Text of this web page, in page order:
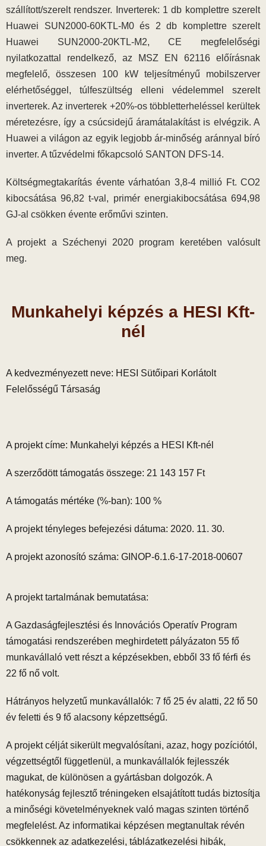
szállított/szerelt rendszer. Inverterek: 1 db komplettre szerelt
Huawei SUN2000-60KTL-M0 és 2 db komplettre szerelt
Huawei SUN2000-20KTL-M2, CE megfelelőségi
nyilatkozattal rendelkező, az MSZ EN 62116 előírásnak
megfelelő, összesen 100 kW teljesítményű mobilszerver
elérhetőséggel, túlfeszültség elleni védelemmel szerelt
inverterek. Az inverterek +20%-os többletterheléssel kerültek
méretezésre, így a csúcsidejű áramátalakítást is elvégzik. A
Huawei a világon az egyik legjobb ár-minőség aránnyal bíró
inverter. A tűzvédelmi főkapcsoló SANTON DFS-14.
Költségmegtakarítás évente várhatóan 3,8-4 millió Ft. CO2
kibocsátása 96,82 t-val, primér energiakibocsátása 694,98
GJ-al csökken évente erőművi szinten.
A projekt a Széchenyi 2020 program keretében valósult
meg.
Munkahelyi képzés a HESI Kft-
nél
A kedvezményezett neve: HESI Sütőipari Korlátolt
Felelősségű Társaság
A projekt címe: Munkahelyi képzés a HESI Kft-nél
A szerződött támogatás összege: 21 143 157 Ft
A támogatás mértéke (%-ban): 100 %
A projekt tényleges befejezési dátuma: 2020. 11. 30.
A projekt azonosító száma: GINOP-6.1.6-17-2018-00607
A projekt tartalmának bemutatása:
A Gazdaságfejlesztési és Innovációs Operatív Program
támogatási rendszerében meghirdetett pályázaton 55 fő
munkavállaló vett részt a képzésekben, ebből 33 fő férfi és
22 fő nő volt.
Hátrányos helyzetű munkavállalók: 7 fő 25 év alatti, 22 fő 50
év feletti és 9 fő alacsony képzettségű.
A projekt célját sikerült megvalósítani, azaz, hogy pozíciótól,
végzettségtől függetlenül, a munkavállalók fejlesszék
magukat, de különösen a gyártásban dolgozók. A
hatékonyság fejlesztő tréningeken elsajátított tudás biztosítja
a minőségi követelményeknek való magas szinten történő
megfelelést. Az informatikai képzésen megtanultak révén
csökkennek az adatkezelési, táblázatkezelési hibák,